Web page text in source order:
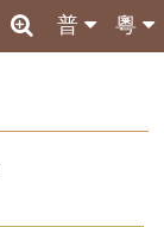
粵
普